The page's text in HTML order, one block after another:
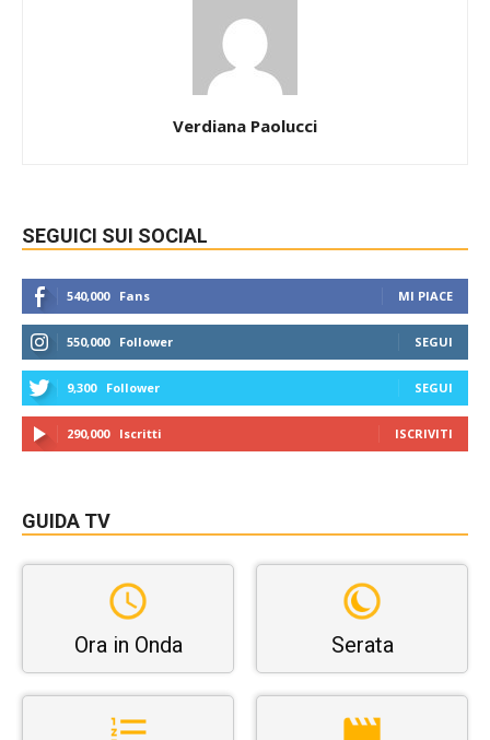
Verdiana Paolucci
SEGUICI SUI SOCIAL
540,000 Fans MI PIACE
550,000 Follower SEGUI
9,300 Follower SEGUI
290,000 Iscritti ISCRIVITI
GUIDA TV
Ora in Onda Serata